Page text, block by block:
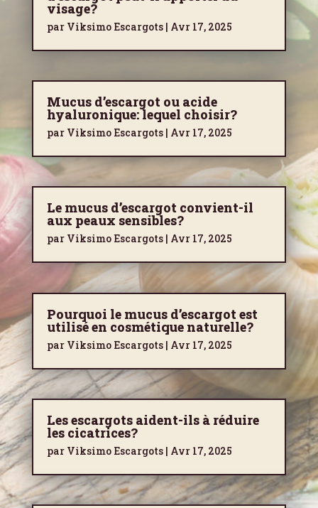
visage?
par Viksimo Escargots| Avr 17, 2025
Mucus d’escargot ou acide
hyaluronique: lequel choisir?
par Viksimo Escargots| Avr 17, 2025
Le mucus d’escargot convient-il
aux peaux sensibles?
par Viksimo Escargots| Avr 17, 2025
Pourquoi le mucus d’escargot est
utilisé en cosmétique naturelle?
par Viksimo Escargots| Avr 17, 2025
Les escargots aident-ils à réduire
les cicatrices?
par Viksimo Escargots| Avr 17, 2025